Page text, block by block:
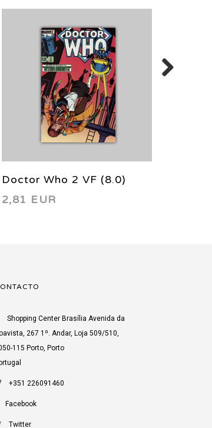
Doctor Who 2 VF (8.0)
1984
2,81 EUR
Shopping Center Brasília Avenida da
267 1º. Andar, Loja 509/510,
115 Porto, Porto
+351 226091460
Facebook
Twitter